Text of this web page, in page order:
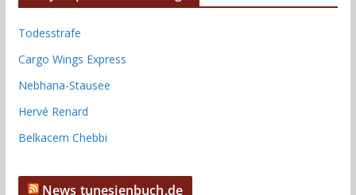
Todesstrafe
Cargo Wings Express
Nebhana-Stausee
Hervé Renard
Belkacem Chebbi
News tunesienbuch.de